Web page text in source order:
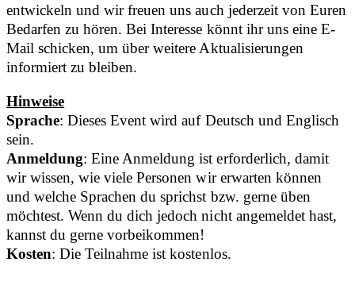
entwickeln und wir freuen uns auch jederzeit von Euren
Bedarfen zu hören. Bei Interesse könnt ihr uns eine E-
Mail schicken, um über weitere Aktualisierungen
informiert zu bleiben.
Hinweise
Sprache: Dieses Event wird auf Deutsch und Englisch
sein.
Anmeldung: Eine Anmeldung ist erforderlich, damit
wir wissen, wie viele Personen wir erwarten können
und welche Sprachen du sprichst bzw. gerne üben
möchtest. Wenn du dich jedoch nicht angemeldet hast,
kannst du gerne vorbeikommen!
Kosten: Die Teilnahme ist kostenlos.